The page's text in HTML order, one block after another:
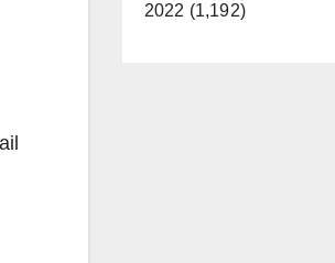
2022 (1,192)